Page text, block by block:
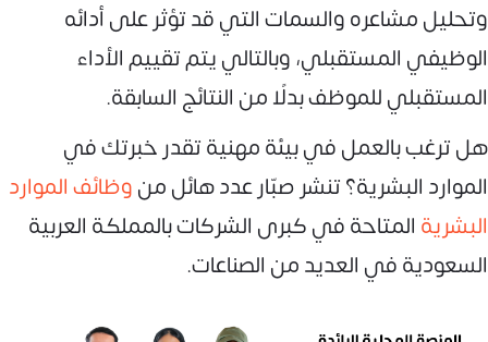
وتحليل مشاعره والسمات التي قد تؤثر على أدائه
الوظيفي المستقبلي، وبالتالي يتم تقييم الأداء
المستقبلي للموظف بدلًا من النتائج السابقة.
هل ترغب بالعمل في بيئة مهنية تقدر خبرتك في
الموارد البشرية؟ تنشر صبّار عدد هائل منوظائف الموارد
البشرية المتاحة في كبرى الشركات بالمملكة العربية
السعودية في العديد من الصناعات.